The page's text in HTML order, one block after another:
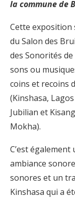
la commune de
Cette exposition
du Salon des
des Sonorités
sons ou
coins et recoins
(Kinshasa,
Jubilian et
Mokha).
C’est
ambiance
sonores et un
Kinshasa qui a